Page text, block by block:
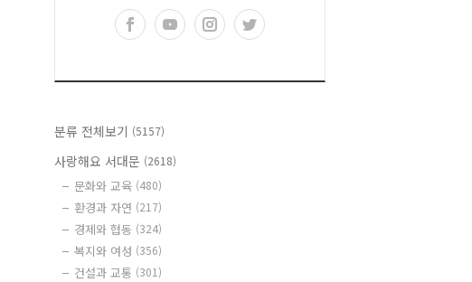
분류 전체보기 (5157)
사랑해요 서대문 (2618)
문화와 교육 (480)
환경과 자연 (217)
경제와 협동 (324)
복지와 여성 (356)
건설과 교통 (301)